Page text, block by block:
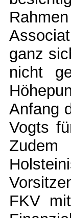
ganz
nicht
Anfang
Vogts
FKV